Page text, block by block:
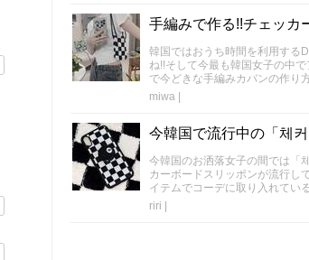
手編みで作る!!チェッ
韓国ではおうち時間を利用する
ね!!そして今最も韓国女子の中
で今どきな手編みカバンの作り
miwa|
今韓国で流行中の「체
今韓国のお洒落女子の間では「
カーボードスリッポンが流行し
イテムでコーデに取り入れてい
riri